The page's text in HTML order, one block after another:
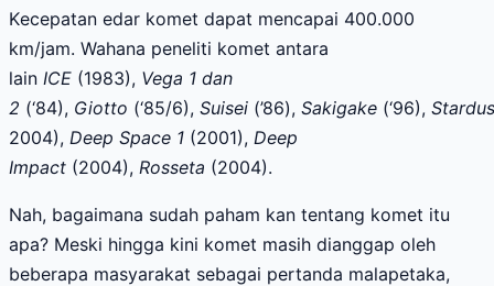
Kecepatan edar komet dapat mencapai 400.000
km/jam. Wahana peneliti komet antara
lain ICE (1983), Vega 1 dan
2 (‘84), Giotto (‘85/6), Suisei (’86), Sakigake (‘96),
2004), Deep Space 1 (2001), Deep
Impact (2004), Rosseta (2004).
Nah, bagaimana sudah paham kan tentang komet itu
apa? Meski hingga kini komet masih dianggap oleh
beberapa masyarakat sebagai pertanda malapetaka,